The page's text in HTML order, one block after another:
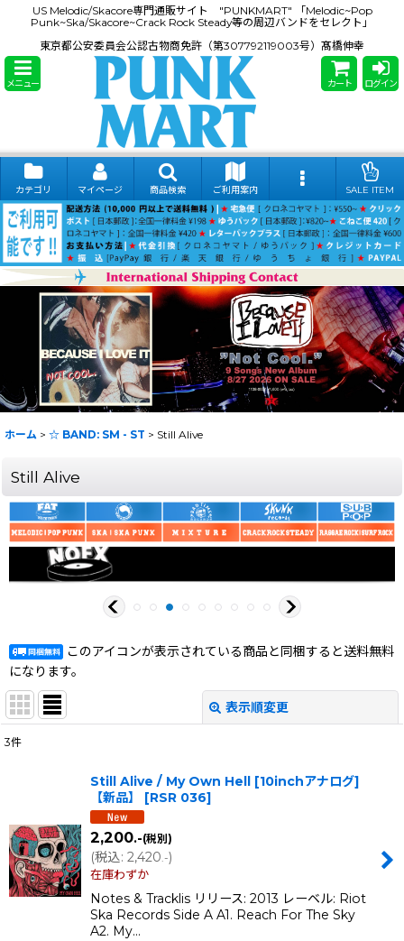
US Melodic/Skacore専門通販サイト "PUNKMART" 「Melodic~Pop
Punk~Ska/Skacore~Crack Rock Steady等の周辺バンドをセレクト」
東京都公安委員会公認古物商免許（第307792119003号）髙橋伸幸
メニュー カート ログイン
カテゴリ マイページ 商品検索 ご利用案内 SALE ITEM
ホーム > ☆ BAND: SM - ST > Still Alive
Still Alive
このアイコンが表示されている商品と同梱すると送料無料
になります。
表示順変更
並び順:
絞り込む
3件
Still Alive / My Own Hell [10inchアナログ]
【新品】
[RSR 036]
2,200.-(税別)
(税込: 2,420.-)
在庫わずか
Notes & Tracklis リリース: 2013 レーベル: Riot
Ska Records Side A A1. Reach For The Sky
A2. My…